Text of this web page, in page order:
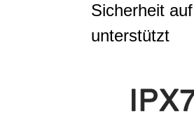
Sicherheit
unterstützt